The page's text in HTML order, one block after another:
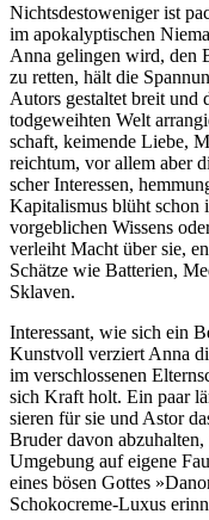
Nichtsdestoweniger ist
im apokalyp­tischen
Anna gelingen wird, den
zu retten, hält die
Autors gestaltet breit
todgeweih­ten Welt
schaft, keimende Liebe,
reichtum, vor allem aber
scher Interessen,
Kapitalis­mus blüht schon
vorgeb­lichen Wissens
verleiht Macht über sie,
Schätze wie Batterien,
Sklaven.
Interessant, wie sich ein
Kunstvoll verziert Anna
im verschlos­senen
sich Kraft holt. Ein paar
sieren für sie und Astor
Bruder davon
Umgebung auf eigene
eines bösen Gottes
Schokocreme-Luxus